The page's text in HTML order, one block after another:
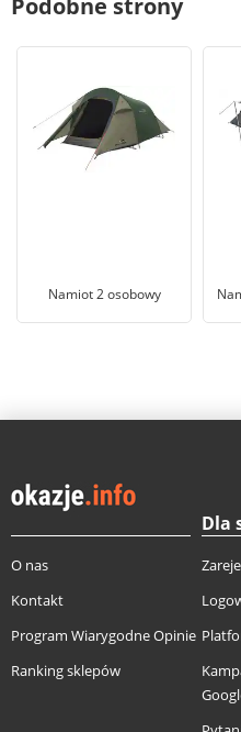
Podobne strony
Namiot 2 osobowy
O nas
Kontakt
Program Wiarygodne Opinie
Ranking sklepów
Dla